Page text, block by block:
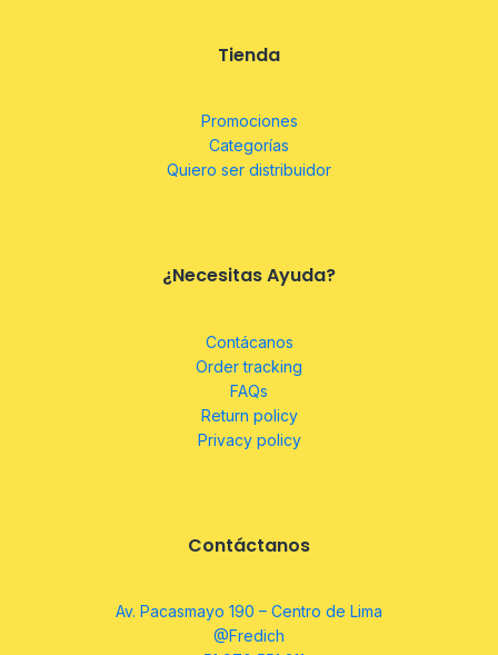
Tienda
Promociones
Categorías
Quiero ser distribuidor
¿Necesitas Ayuda?
Contácanos
Order tracking
FAQs
Return policy
Privacy policy
Contáctanos
Av. Pacasmayo 190 – Centro de Lima
@Fredich